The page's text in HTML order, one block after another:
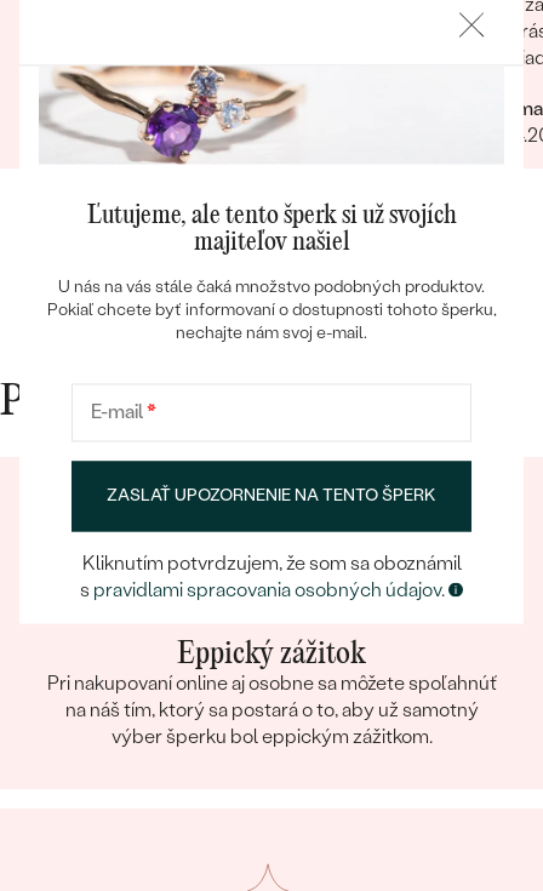
Bestsellery
OBJAVIŤ
Romana
24.07.2025
Zobraziť celú recenziu
Prečo nakupovať v Eppi
Eppický zážitok
Pri nakupovaní online aj osobne sa môžete spoľahnúť
na náš tím, ktorý sa postará o to, aby už samotný
výber šperku bol eppickým zážitkom.
Ľutujeme, ale tento šperk si už svojích
majiteľov našiel
U nás na vás stále čaká množstvo podobných produktov.
Pokiaľ chcete byť informovaní o dostupnosti tohoto šperku,
nechajte nám svoj e-mail.
E-mail*
ZASLAŤ UPOZORNENIE NA TENTO ŠPERK
Kliknutím potvrdzujem, že som sa oboznámil
s pravidlami spracovania osobných údajov.